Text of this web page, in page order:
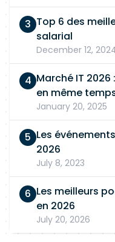
Top 6 des
salarial
December 12,
Marché IT
en même
January 20, 2025
Les
2026
July 8, 2023
Les meilleurs
en 2026
July 20, 2026